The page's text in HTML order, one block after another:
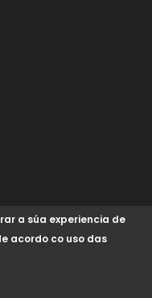
a súa experiencia de
acordo co uso das